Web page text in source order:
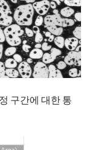
구간에 대한 통